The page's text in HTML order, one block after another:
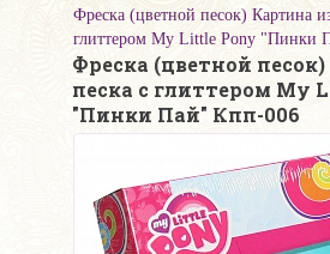
Фреска (цветной песок) Картина
глиттером My Little Pony "Пинки
Фреска (цветной
песка с глиттером My
"Пинки Пай" Кпп-006